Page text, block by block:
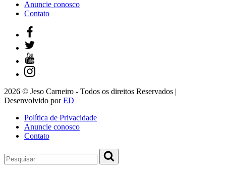
Anuncie conosco
Contato
2026 © Jeso Carneiro - Todos os direitos Reservados |
Desenvolvido porED
Política de Privacidade
Anuncie conosco
Contato